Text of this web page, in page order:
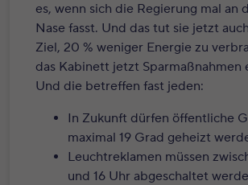
es, wenn sich die Regierung mal an
Nase fasst. Und das tut sie jetzt
Ziel, 20 % weniger Energie zu
das Kabinett jetzt Sparmaßnahmen
Und die betreffen fast jeden:
In Zukunft dürfen öffentliche
maximal 19 Grad geheizt
Leuchtreklamen müssen
und 16 Uhr abgeschaltet